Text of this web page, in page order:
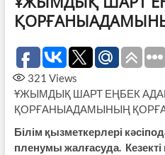
321 Views
ҰЖЫМДЫҚ ШАРТ ЕҢБЕК
ҚОРҒАНЫАДАМЫНЫҢ
Білім қызметкерлері
пленумы жалғасуда.